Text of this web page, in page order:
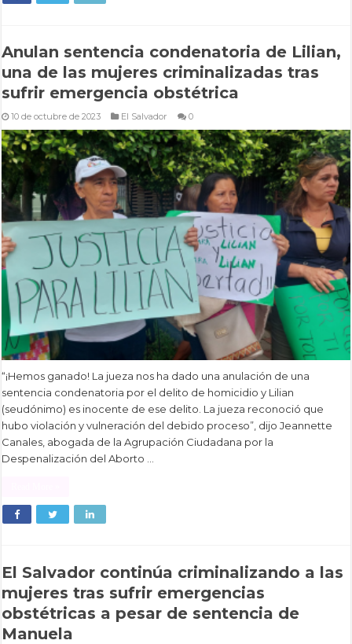
Anulan sentencia condenatoria de Lilian,
una de las mujeres criminalizadas tras
sufrir emergencia obstétrica
10 de octubre de 2023 El Salvador 0
“¡Hemos ganado! La jueza nos ha dado una anulación de una
sentencia condenatoria por el delito de homicidio y Lilian
(seudónimo) es inocente de ese delito. La jueza reconoció que
hubo violación y vulneración del debido proceso”, dijo Jeannette
Canales, abogada de la Agrupación Ciudadana por la
Despenalización del Aborto …
El Salvador continúa criminalizando a las
mujeres tras sufrir emergencias
obstétricas a pesar de sentencia de
Manuela